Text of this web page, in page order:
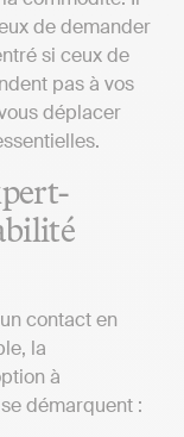
de demander
si ceux de
pas à vos
déplacer
contact en
la
à
démarquent :